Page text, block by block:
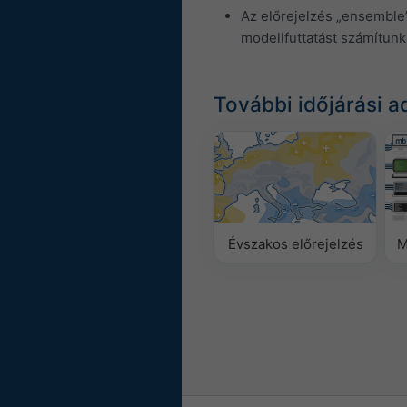
Az előrejelzés
modellfuttatást
További időjárási
Évszakos előrejelzés